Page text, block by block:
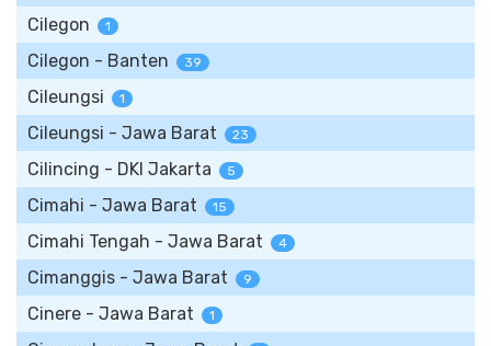
Cilegon 1
Cilegon - Banten 39
Cileungsi 1
Cileungsi - Jawa Barat 23
Cilincing - DKI Jakarta 5
Cimahi - Jawa Barat 15
Cimahi Tengah - Jawa Barat 4
Cimanggis - Jawa Barat 9
Cinere - Jawa Barat 1